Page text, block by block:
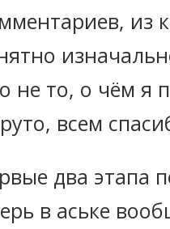
из
не то, о чём я
всем
два этапа
в аське